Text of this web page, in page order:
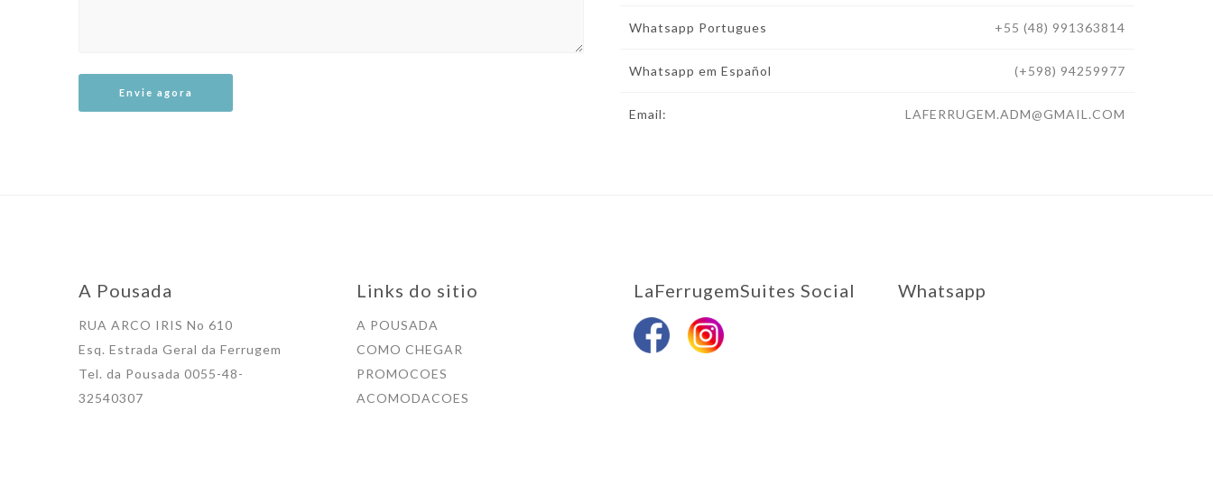
Whatsapp Portugues +55 (48) 991363814
Whatsapp em Español (+598) 94259977
Email: LAFERRUGEM.ADM@GMAIL.COM
A Pousada
RUA ARCO IRIS No 610
Esq. Estrada Geral da Ferrugem
Tel. da Pousada 0055-48-
32540307
Links do sitio
A POUSADA
COMO CHEGAR
PROMOCOES
ACOMODACOES
LaFerrugemSuites Social Whatsapp